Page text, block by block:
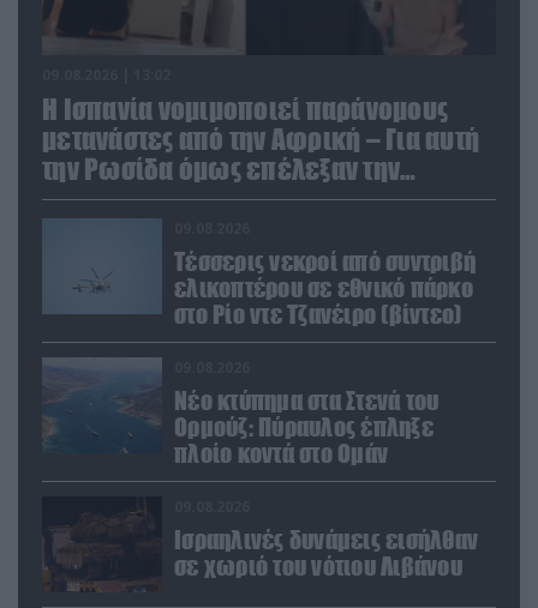
Η Ισπανία νομιμοποιεί παράνομους
μετανάστες από την Αφρική – Για αυτή
την Ρωσίδα όμως επέλεξαν την
απέλαση
Τέσσερις νεκροί από συντριβή
ελικοπτέρου σε εθνικό πάρκο
στο Ρίο ντε Τζανέιρο (βίντεο)
Νέο κτύπημα στα Στενά του
Ορμούζ: Πύραυλος έπληξε
πλοίο κοντά στο Ομάν
Ισραηλινές δυνάμεις εισήλθαν
σε χωριό του νότιου Λιβάνου